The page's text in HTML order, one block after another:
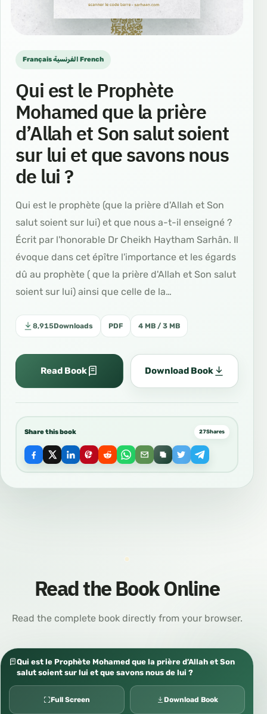
Français الفرنسية French
Qui est le Prophète
Mohamed que la prière
d’Allah et Son salut soient
sur lui et que savons nous
de lui ?
Qui est le prophète (que la prière d'Allah et Son
salut soient sur lui) et que nous a-t-il enseigné ?
Écrit par l'honorable Dr Cheikh Haytham Sarhân. Il
évoque dans cet épître l'importance et les égards
dû au prophète ( que la prière d'Allah et Son salut
soient sur lui) ainsi que celle de la…
8,915Downloads PDF 4 MB / 3 MB
Read Book Download Book
Share this book 27Shares
Read the Book Online
Read the complete book directly from your browser.
Qui est le Prophète Mohamed que la prière d’Allah et Son
salut soient sur lui et que savons nous de lui ?
Full Screen Download Book